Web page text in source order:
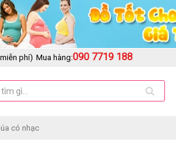
phí) Mua hàng:090 7719 188
có nhạc